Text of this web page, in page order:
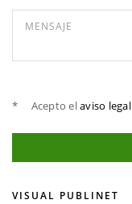
* Acepto elaviso legal
VISUAL PUBLINET